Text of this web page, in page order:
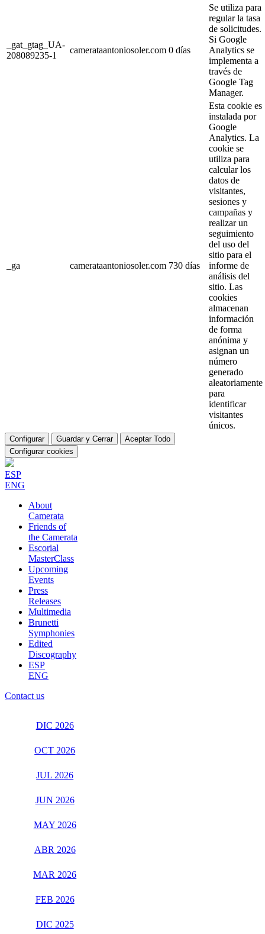
_gat_gtag_UA-
208089235-1
camerataantoniosoler.com 0 días
Se utiliza para
regular la tasa
de solicitudes.
Si Google
Analytics se
implementa a
través de
Google Tag
Manager.
_ga camerataantoniosoler.com 730 días
Esta cookie es
instalada por
Google
Analytics. La
cookie se
utiliza para
calcular los
datos de
visitantes,
sesiones y
campañas y
realizar un
seguimiento
del uso del
sitio para el
informe de
análisis del
sitio. Las
cookies
almacenan
información
de forma
anónima y
asignan un
número
generado
aleatoriamente
para
identificar
visitantes
únicos.
Configurar Guardar y Cerrar
Aceptar Todo
Configurar cookies
ESP
ENG
About
Camerata
Friends of
the Camerata
Escorial
MasterClass
Upcoming
Events
Press
Releases
Multimedia
Brunetti
Symphonies
Edited
Discography
ESP
ENG
Contact us
DIC 2026
OCT 2026
JUL 2026
JUN 2026
MAY 2026
ABR 2026
MAR 2026
FEB 2026
DIC 2025